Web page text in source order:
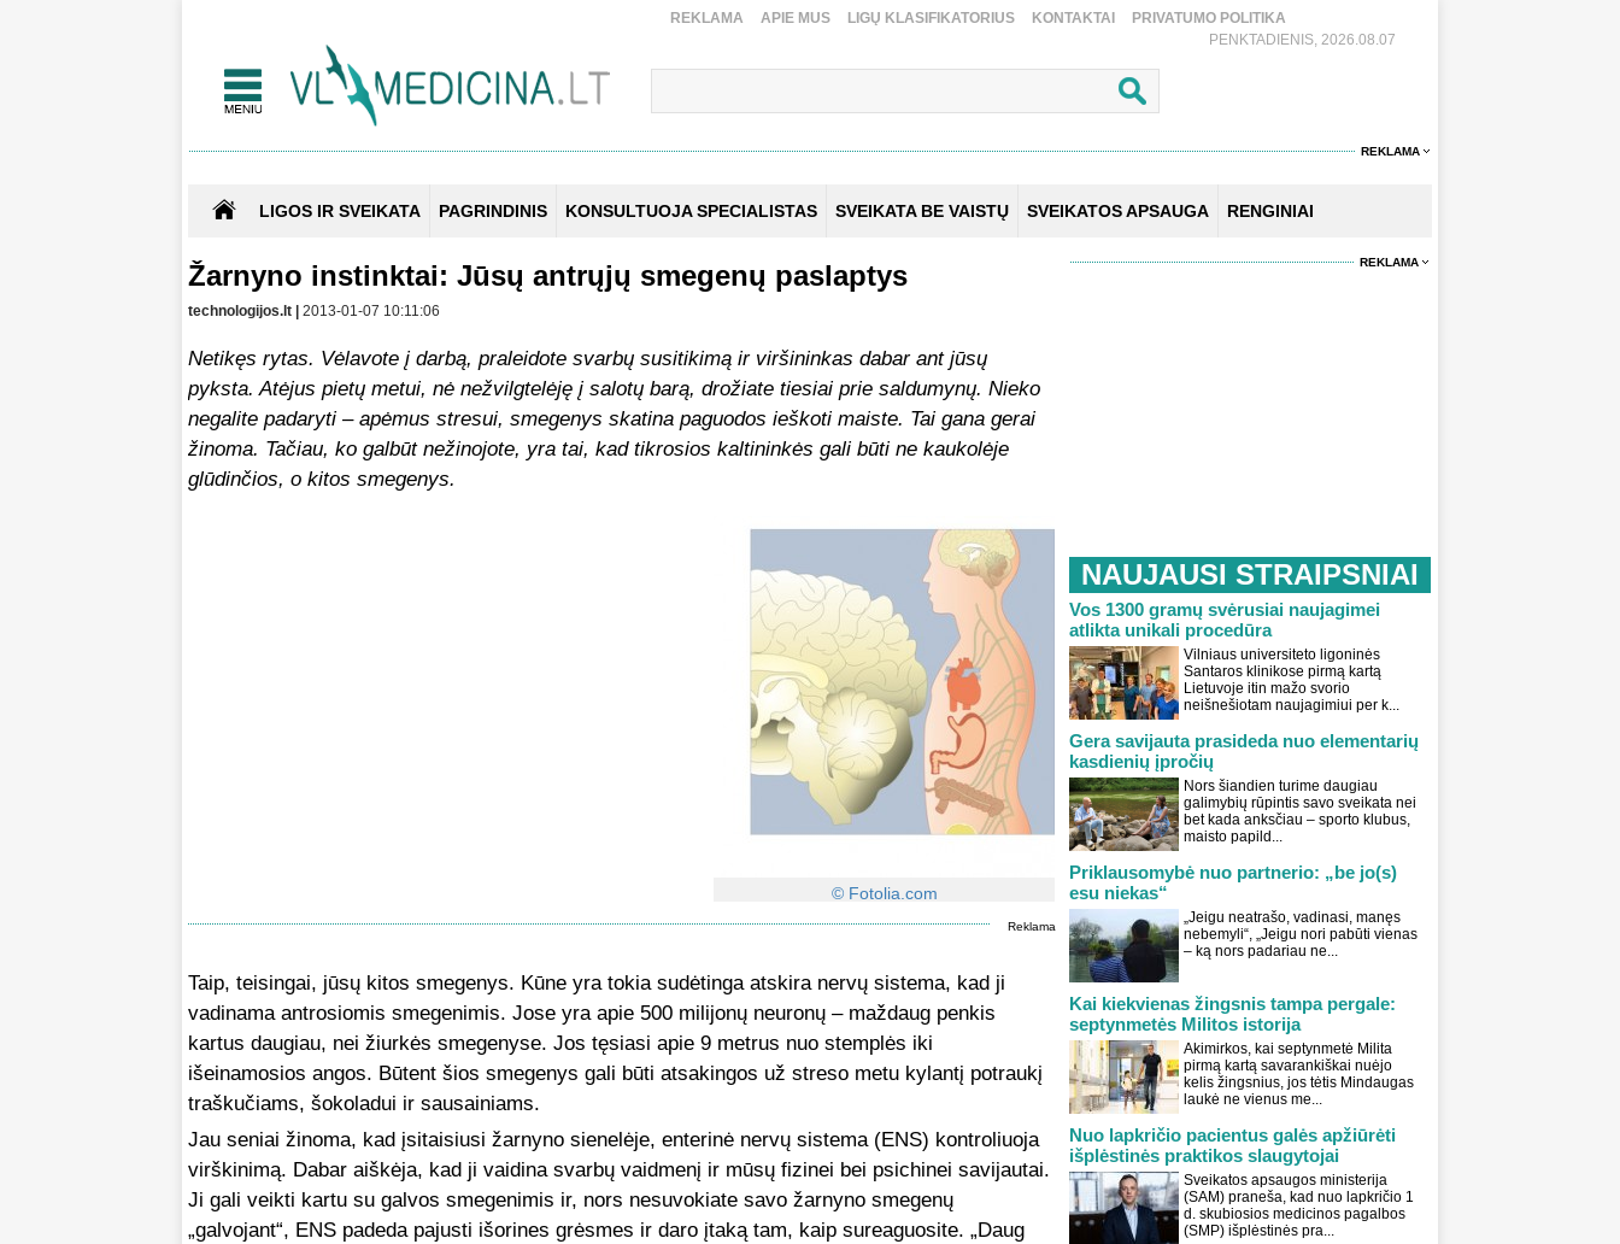
REKLAMA APIE MUS LIGŲ KLASIFIKATORIUS KONTAKTAI
PRIVATUMO POLITIKA
PENKTADIENIS, 2026.08.07
REKLAMA
LIGOS IR SVEIKATA PAGRINDINIS KONSULTUOJA SPECIALISTAS SVEIKATA BE VAISTŲ SVEIKATOS APSAUGA RENGINIAI
Žarnyno instinktai: Jūsų antrųjų smegenų paslaptys
technologijos.lt | 2013-01-07 10:11:06
Netikęs rytas. Vėlavote į darbą, praleidote svarbų susitikimą ir viršininkas dabar ant jūsų
pyksta. Atėjus pietų metui, nė nežvilgtelėję į salotų barą, drožiate tiesiai prie saldumynų. Nieko
negalite padaryti – apėmus stresui, smegenys skatina paguodos ieškoti maiste. Tai gana gerai
žinoma. Tačiau, ko galbūt nežinojote, yra tai, kad tikrosios kaltininkės gali būti ne kaukolėje
glūdinčios, o kitos smegenys.
© Fotolia.com
Reklama
Taip, teisingai, jūsų kitos smegenys. Kūne yra tokia sudėtinga atskira nervų sistema, kad ji
vadinama antrosiomis smegenimis. Jose yra apie 500 milijonų neuronų – maždaug penkis
kartus daugiau, nei žiurkės smegenyse. Jos tęsiasi apie 9 metrus nuo stemplės iki
išeinamosios angos. Būtent šios smegenys gali būti atsakingos už streso metu kylantį potraukį
traškučiams, šokoladui ir sausainiams.
Jau seniai žinoma, kad įsitaisiusi žarnyno sienelėje, enterinė nervų sistema (ENS) kontroliuoja
virškinimą. Dabar aiškėja, kad ji vaidina svarbų vaidmenį ir mūsų fizinei bei psichinei savijautai.
Ji gali veikti kartu su galvos smegenimis ir, nors nesuvokiate savo žarnyno smegenų
„galvojant“, ENS padeda pajusti išorines grėsmes ir daro įtaką tam, kaip sureaguosite. „Daug
REKLAMA
NAUJAUSI STRAIPSNIAI
Vos 1300 gramų svėrusiai naujagimei
atlikta unikali procedūra
Vilniaus universiteto ligoninės
Santaros klinikose pirmą kartą
Lietuvoje itin mažo svorio
neišnešiotam naujagimiui per k...
Gera savijauta prasideda nuo elementarių
kasdienių įpročių
Nors šiandien turime daugiau
galimybių rūpintis savo sveikata nei
bet kada anksčiau – sporto klubus,
maisto papild...
Priklausomybė nuo partnerio: „be jo(s)
esu niekas“
„Jeigu neatrašo, vadinasi, manęs
nebemyli“, „Jeigu nori pabūti vienas
– ką nors padariau ne...
Kai kiekvienas žingsnis tampa pergale:
septynmetės Militos istorija
Akimirkos, kai septynmetė Milita
pirmą kartą savarankiškai nuėjo
kelis žingsnius, jos tėtis Mindaugas
laukė ne vienus me...
Nuo lapkričio pacientus galės apžiūrėti
išplėstinės praktikos slaugytojai
Sveikatos apsaugos ministerija
(SAM) praneša, kad nuo lapkričio 1
d. skubiosios medicinos pagalbos
(SMP) išplėstinės pra...